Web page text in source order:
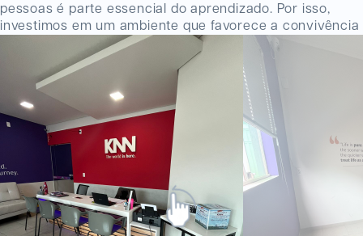
pessoas é parte essencial do aprendizado. Por isso,
investimos em um ambiente que favorece a convivência